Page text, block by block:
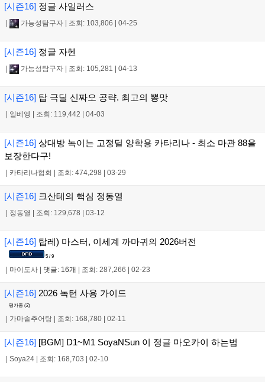
[시즌16] 정글 사일러스
| 가능성탐구자 | 조회: 103,806 | 04-25
[시즌16] 정글 자헨
| 가능성탐구자 | 조회: 105,281 | 04-13
[시즌16] 탑 극딜 신짜오 공략. 최고의 뽕맛
| 일베엥 | 조회: 119,442 | 04-03
[시즌16] 상대방 녹이는 고정딜 양학용 카타리나 - 최소 마관 88을
보장한다구!
| 카타리나협회 | 조회: 474,298 | 03-29
[시즌16] 크산테의 핵심 정동열
| 정동열 | 조회: 129,678 | 03-12
[시즌16] 탑레) 마스터, 이세계 까마귀의 2026버전
5 / 9
마이도사 댓글: 16개 조회: 287,266 02-23
[시즌16] 2026 녹턴 사용 가이드
평가중 (2)
가마솥추어탕 조회: 168,780 02-11
[시즌16] [BGM] D1~M1 SoyaNSun 이 정글 마오카이 하는법
Soya24 조회: 168,703 02-10